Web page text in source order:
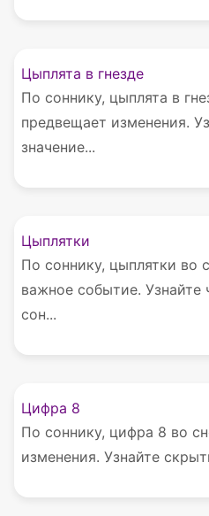
Цыплята в гнезде
По соннику, цыплята в
предвещает изменения.
значение...
Цыплятки
По соннику, цыплятки во
важное событие. Узнайте
сон...
Цифра 8
По соннику, цифра 8 во
изменения. Узнайте